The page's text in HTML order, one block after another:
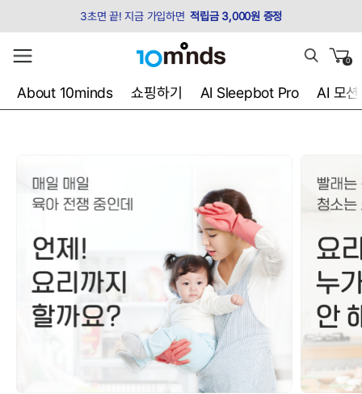
3초면 끝! 지금 가입하면 적립금 3,000원 증정
0
About 10minds 쇼핑하기 AI Sleepbot Pro AI 모션